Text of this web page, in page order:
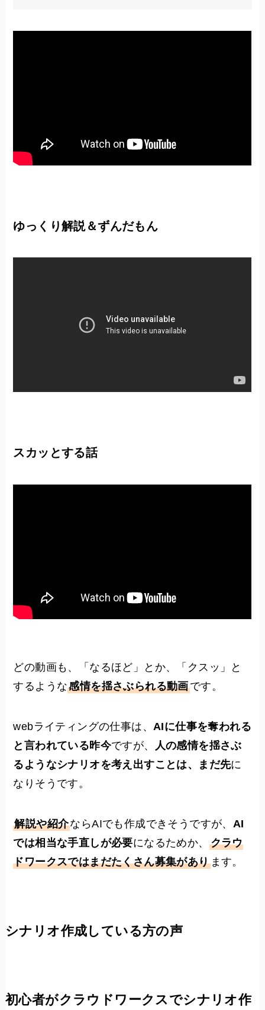
ゆっくり解説＆ずんだもん
スカッとする話
どの動画も、「なるほど」とか、「クスッ」と
するような感情を揺さぶられる動画です。
webライティングの仕事は、AIに仕事を奪われる
と言われている昨今ですが、
人の感情を揺さぶ
るようなシナリオを考え出すことは、 まだ先に
なりそうです。
解説や紹介ならAIでも作成できそうですが、 AI
では相当な手直しが必要になるためか、 クラウ
ドワークスではまだたくさん募集があります。
シナリオ作成している方の声
初心者がクラウドワークスでシナリオ作